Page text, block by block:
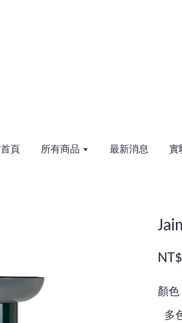
首頁 所有商品 最新消息 實
顏色